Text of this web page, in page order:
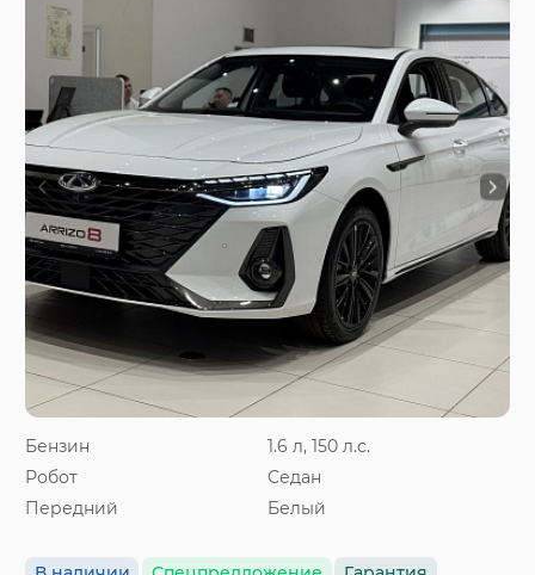
Бензин
1.6 л, 150 л.с.
Робот
Седан
Передний
Белый